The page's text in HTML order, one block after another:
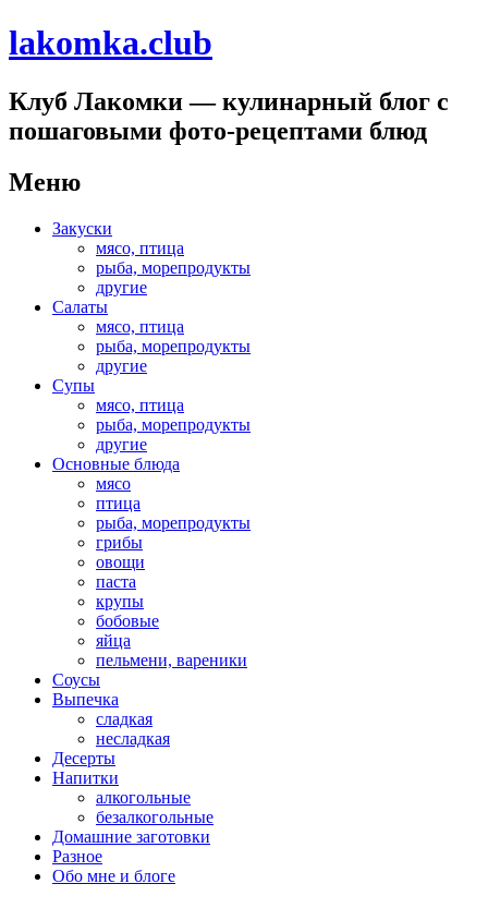
lakomka.club
Клуб Лакомки — кулинарный блог с
пошаговыми фото-рецептами блюд
Меню
Перейти
содержимому
Закуски
мясо, птица
рыба, морепродукты
другие
Салаты
мясо, птица
рыба, морепродукты
другие
Супы
мясо, птица
рыба, морепродукты
другие
Основные блюда
мясо
птица
рыба, морепродукты
грибы
овощи
паста
крупы
бобовые
яйца
пельмени, вареники
Соусы
Выпечка
сладкая
несладкая
Десерты
Напитки
алкогольные
безалкогольные
Домашние заготовки
Разное
Обо мне и блоге